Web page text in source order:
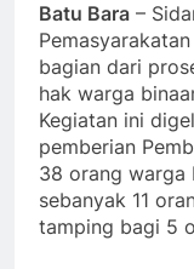
Batu Bara –
bagian dari
hak warga
Kegiatan ini
pemberian
38 orang warga
sebanyak 11
tamping bagi 5